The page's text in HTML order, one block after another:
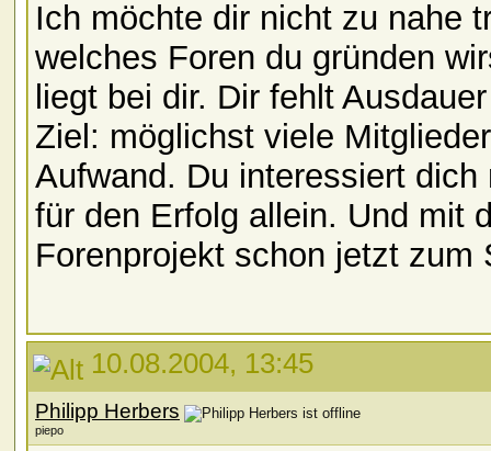
Ich möchte dir nicht zu nahe
welches Foren du gründen
liegt bei dir. Dir fehlt
Ziel: möglichst viele
Aufwand. Du interessiert
für den Erfolg allein. Und mit
Forenprojekt schon jetzt
10.08.2004, 13:45
Philipp Herbers
piepo